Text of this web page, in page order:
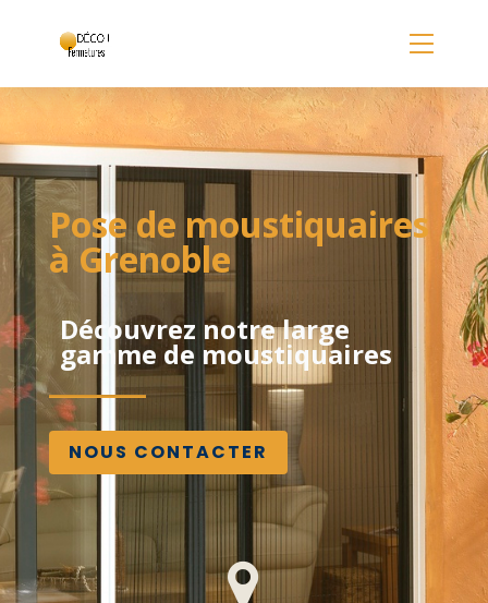
Pose de moustiquaires
à Grenoble
Découvrez notre large
gamme de moustiquaires
NOUS CONTACTER